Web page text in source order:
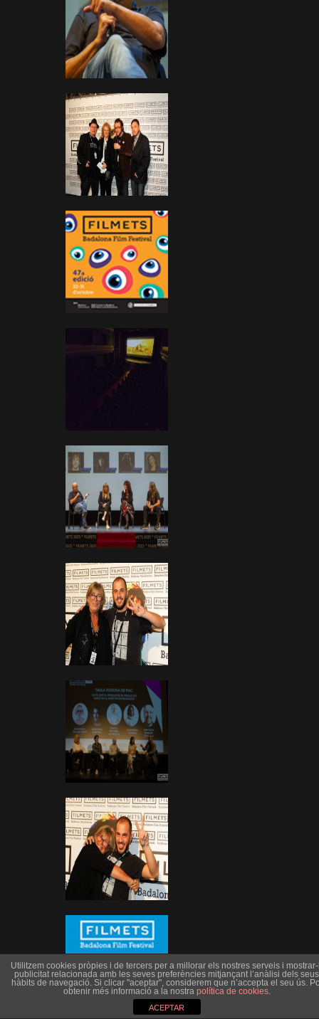
Utilitzem cookies pròpies i de tercers per a millorar els nostres serveis i
publicitat relacionada amb les seves preferències mitjançant l’anàlisi dels seus
hàbits de navegació. Si clicar "aceptar", considerem que n’accepta el seu ús.
obtenir més informació a la nostra política de cookies.
ACEPTAR